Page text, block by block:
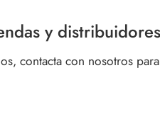
y
contacta con nosotros